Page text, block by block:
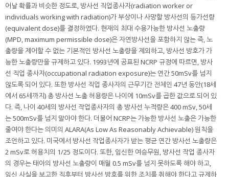
어날 확률과 비슷한 정도로, 방사선 직업종사자(radiation worker or
individuals working with radiation)가 부상이나 사망할 방사선의 등가선량
(equivalent dose)를 결정하였다. 현재의 최대 수용가능한 방사선 노출량
(MPD, maximum permissible dose)은 자연방사선을 포함하지 않는 즉, 노
출량을 제어할 수 없는 기본적인 방사선 노출량을 제외하고, 방사선 방호가 가
능한 노출량만을 규제하고 있다. 1993년에 공표된 NCRP 규정에 따르면, 방사
선 직업 종사자(occupational radiation exposure)는 연간 50mSv를 넘지
않도록 되어 있다. 또한 방사선 직업 종사자의 근무기간 전체인 47년 동안(18세
에서 65세까지) 총 방사선 노출 허용량은 나이에 10mSv를 곱한 값으로 되어 있
다. 즉, 나이 40세의 방사선 작업종사자의 총 방사선 누적량은 400 mSv, 50세
는 500mSv를 넘지 말아야 한다. 더불어 NCRP는 가능한 방사선 노출은 가능한
줄여야 한다는 의미의 ALARA(As Low As Reasonably Achievable) 원칙을
조언하고 있다. 미국에서 방사선 작업종사자가 받는 평균 연간 방사선 노출량은
2 mSv로 허용치의 1/25 정도이다. 또한, 임신한 여승무원, 방사선 작업 종사자
의 경우는 태아의 방사선 노출량이 매월 0.5 mSv를 넘지 못하도록 해야 하고,
임신 사실을 보고한 직후부터 방사선 방호를 위한 조치를 취해야 한다고 규제하